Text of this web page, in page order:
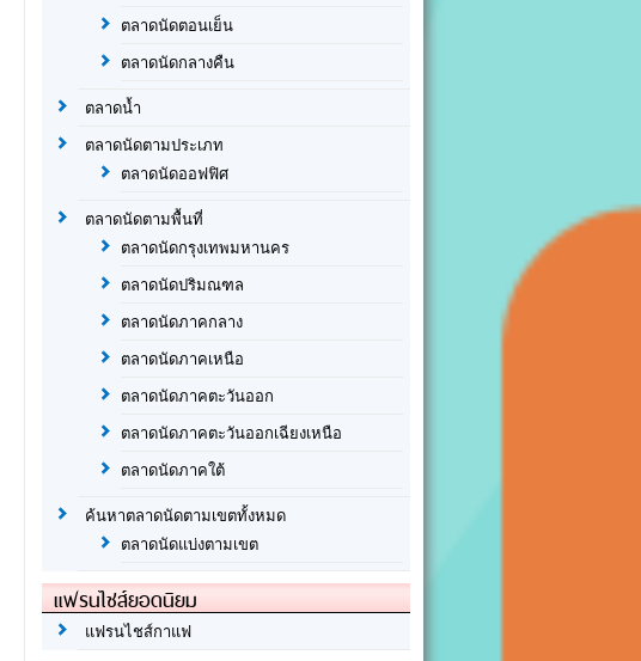
ตลาดนัดตอนเย็น
ตลาดนัดกลางคืน
ตลาดน้ำ
ตลาดนัดตามประเภท
ตลาดนัดออฟฟิศ
ตลาดนัดตามพื้นที่
ตลาดนัดกรุงเทพมหานคร
ตลาดนัดปริมณฑล
ตลาดนัดภาคกลาง
ตลาดนัดภาคเหนือ
ตลาดนัดภาคตะวันออก
ตลาดนัดภาคตะวันออกเฉียงเหนือ
ตลาดนัดภาคใต้
ค้นหาตลาดนัดตามเขตทั้งหมด
ตลาดนัดแบ่งตามเขต
แฟรนไชส์ยอดนิยม
แฟรนไชส์กาแฟ